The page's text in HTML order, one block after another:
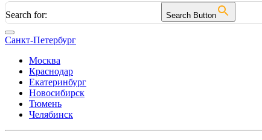
Search for: Search Button
Санкт-Петербург
Москва
Краснодар
Екатеринбург
Новосибирск
Тюмень
Челябинск